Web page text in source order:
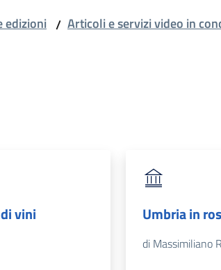
edizioni / Articoli e servizi video in
vini Umbria in
di Massimiliano